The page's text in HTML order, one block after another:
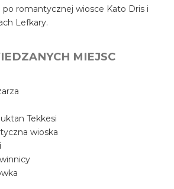
po romantycznej wiosce Kato Dris i
Lefkary.
MIEJSC
Tekkesi
wioska